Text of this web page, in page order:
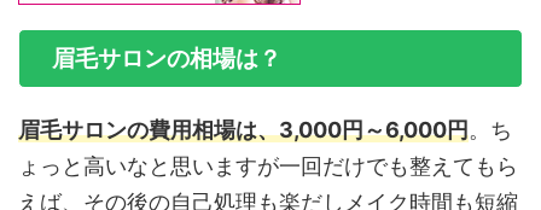
眉毛サロンの相場は？
眉毛サロンの費用相場は、3,000円～6,000円。ち
ょっと高いなと思いますが一回だけでも整えてもら
えば、その後の自己処理も楽だしメイク時間も短縮